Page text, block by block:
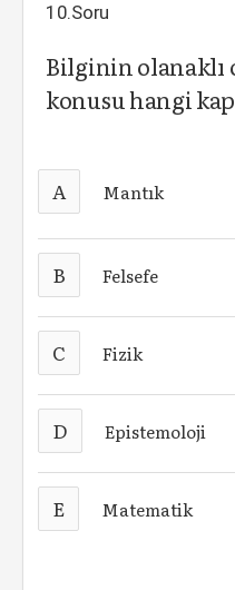
10.Soru
Bilginin olanaklı
konusu hangi
A Mantık
B Felsefe
C Fizik
D Epistemoloji
E Matematik